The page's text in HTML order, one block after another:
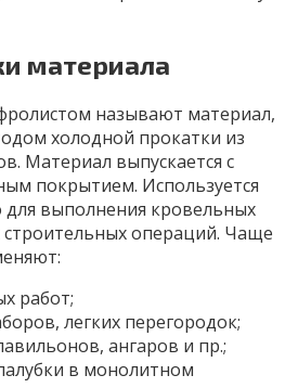
материала
называют материал,
холодной прокатки из
Материал выпускается с
покрытием. Используется
для выполнения кровельных
строительных операций. Чаще
работ;
легких перегородок;
ангаров и пр.;
в монолитном